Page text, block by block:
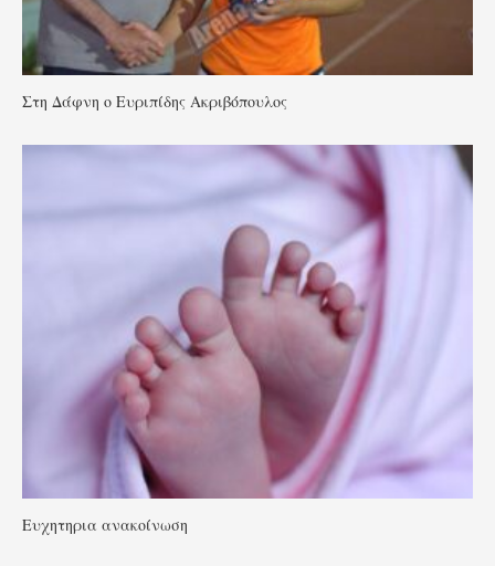
Στη Δάφνη ο Ευριπίδης Ακριβόπουλος
Ευχητηρια ανακοίνωση